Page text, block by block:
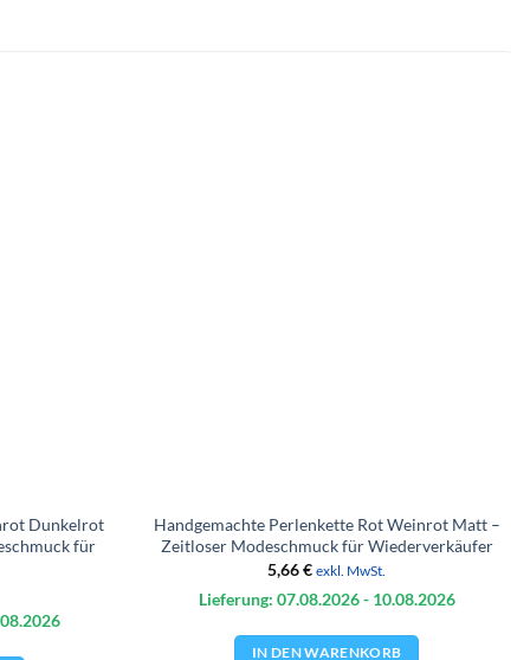
Dunkelrot
für
2026
Handgemachte Perlenkette Rot Weinrot Matt –
Zeitloser Modeschmuck für Wiederverkäufer
5,66€ exkl. MwSt.
Lieferung: 07.08.2026- 10.08.2026
IN DEN WARENKORB